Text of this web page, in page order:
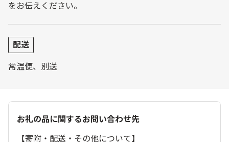
をお伝えください。
配送
常温便、別送
お礼の品に関するお問い合わせ先
【寄附・配送・その他について】